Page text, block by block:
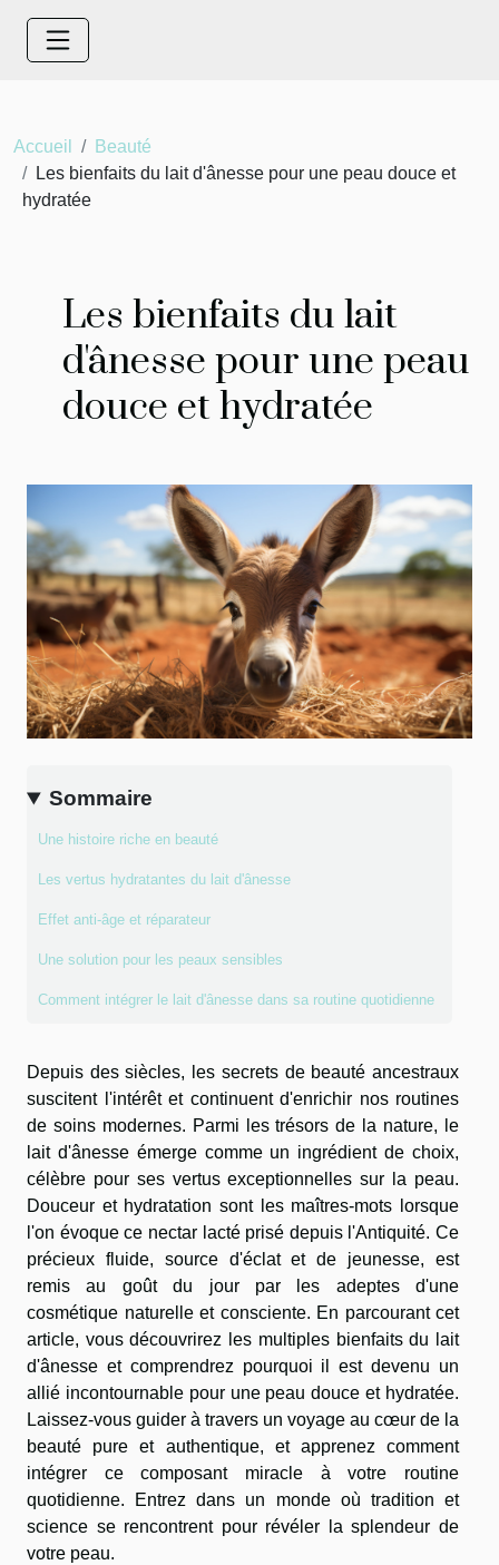
Accueil
Beauté
Les bienfaits du lait d'ânesse pour une peau douce et
hydratée
Les bienfaits du lait
d'ânesse pour une peau
douce et hydratée
Sommaire
Une histoire riche en beauté
Les vertus hydratantes du lait d'ânesse
Effet anti-âge et réparateur
Une solution pour les peaux sensibles
Comment intégrer le lait d'ânesse dans sa routine quotidienne
Depuis des siècles, les secrets de beauté ancestraux
suscitent l'intérêt et continuent d'enrichir nos routines
de soins modernes. Parmi les trésors de la nature, le
lait d'ânesse émerge comme un ingrédient de choix,
célèbre pour ses vertus exceptionnelles sur la peau.
Douceur et hydratation sont les maîtres-mots lorsque
l'on évoque ce nectar lacté prisé depuis l'Antiquité. Ce
précieux fluide, source d'éclat et de jeunesse, est
remis au goût du jour par les adeptes d'une
cosmétique naturelle et consciente. En parcourant cet
article, vous découvrirez les multiples bienfaits du lait
d'ânesse et comprendrez pourquoi il est devenu un
allié incontournable pour une peau douce et hydratée.
Laissez-vous guider à travers un voyage au cœur de la
beauté pure et authentique, et apprenez comment
intégrer ce composant miracle à votre routine
quotidienne. Entrez dans un monde où tradition et
science se rencontrent pour révéler la splendeur de
votre peau.